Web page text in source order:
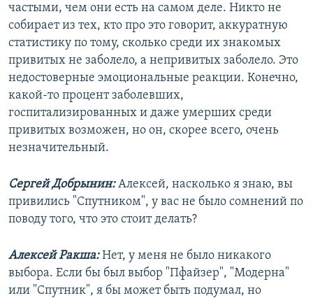
частыми, чем они есть на самом деле. Никто не
собирает из тех, кто про это говорит, аккуратную
статистику по тому, сколько среди их знакомых
привитых не заболело, а непривитых заболело. Это
недостоверные эмоциональные реакции. Конечно,
какой-то процент заболевших,
госпитализированных и даже умерших среди
привитых возможен, но он, скорее всего, очень
незначительный.
Сергей Добрынин:Алексей, насколько я знаю, вы
привились "Спутником", у вас не было сомнений по
поводу того, что это стоит делать?
Алексей Ракша:Нет, у меня не было никакого
выбора. Если бы был выбор "Пфайзер", "Модерна"
или "Спутник", я бы может быть подумал, но